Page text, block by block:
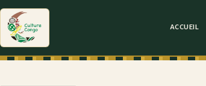
ACCUEIL